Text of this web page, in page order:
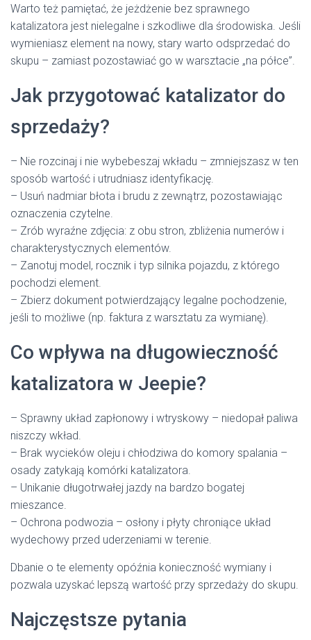
Warto też pamiętać, że jeżdżenie bez sprawnego
katalizatora jest nielegalne i szkodliwe dla środowiska. Jeśli
wymieniasz element na nowy, stary warto odsprzedać do
skupu – zamiast pozostawiać go w warsztacie „na półce”.
Jak przygotować katalizator do
sprzedaży?
– Nie rozcinaj i nie wybebeszaj wkładu – zmniejszasz w ten
sposób wartość i utrudniasz identyfikację.
– Usuń nadmiar błota i brudu z zewnątrz, pozostawiając
oznaczenia czytelne.
– Zrób wyraźne zdjęcia: z obu stron, zbliżenia numerów i
charakterystycznych elementów.
– Zanotuj model, rocznik i typ silnika pojazdu, z którego
pochodzi element.
– Zbierz dokument potwierdzający legalne pochodzenie,
jeśli to możliwe (np. faktura z warsztatu za wymianę).
Co wpływa na długowieczność
katalizatora w Jeepie?
– Sprawny układ zapłonowy i wtryskowy – niedopał paliwa
niszczy wkład.
– Brak wycieków oleju i chłodziwa do komory spalania –
osady zatykają komórki katalizatora.
– Unikanie długotrwałej jazdy na bardzo bogatej
mieszance.
– Ochrona podwozia – osłony i płyty chroniące układ
wydechowy przed uderzeniami w terenie.
Dbanie o te elementy opóźnia konieczność wymiany i
pozwala uzyskać lepszą wartość przy sprzedaży do skupu.
Najczęstsze pytania